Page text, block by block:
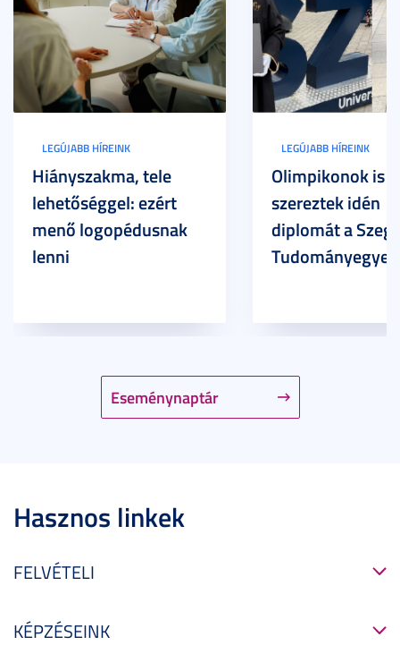
Eseménynaptár
LEGÚJABB HÍREINK
Hiányszakma, tele
lehetőséggel: ezért
menő logopédusnak
lenni
LEGÚJABB HÍREINK
Olimpikonok is
szereztek idén
diplomát a
Hasznos linkek
FELVÉTELI
KÉPZÉSEINK